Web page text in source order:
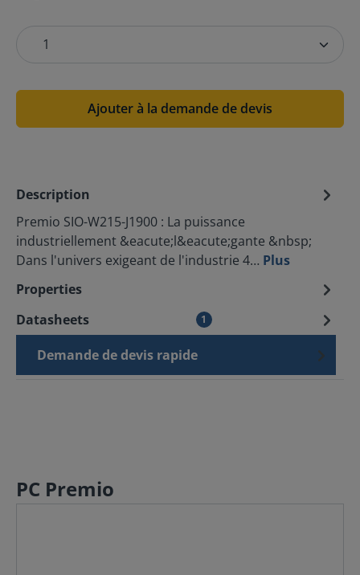
Ajouter à la demande de devis
Description
Premio SIO-W215-J1900 : La puissance
industriellement &eacute;l&eacute;gante &nbsp;
Dans l'univers exigeant de l'industrie 4… Plus
Properties
Datasheets
1
Demande de devis rapide
PC Premio